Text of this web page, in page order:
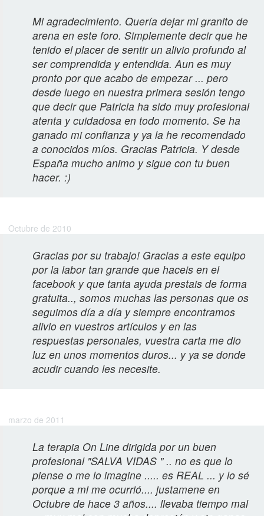
Mi agradecimiento. Quería dejar mi granito de
arena en este foro. Simplemente decir que he
tenido el placer de sentir un alivio profundo al
ser comprendida y entendida. Aun es muy
pronto por que acabo de empezar ... pero
desde luego en nuestra primera sesión tengo
que decir que Patricia ha sido muy profesional
atenta y cuidadosa en todo momento. Se ha
ganado mi confianza y ya la he recomendado
a conocidos míos. Gracias Patricia. Y desde
España mucho animo y sigue con tu buen
hacer. :)
Octubre de 2010
Gracias por su trabajo! Gracias a este equipo
por la labor tan grande que haceis en el
facebook y que tanta ayuda prestais de forma
gratuita.., somos muchas las personas que os
seguimos día a día y siempre encontramos
alivio en vuestros artículos y en las
respuestas personales, vuestra carta me dio
luz en unos momentos duros... y ya se donde
acudir cuando les necesite.
marzo de 2011
La terapia On Line dirigida por un buen
profesional "SALVA VIDAS " .. no es que lo
piense o me lo imagine ..... es REAL ... y lo sé
porque a mi me ocurrió.... justamene en
Octubre de hace 3 años.... llevaba tiempo mal